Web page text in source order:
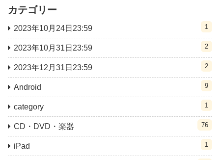
カテゴリー
2023年10月24日23:59 1
2023年10月31日23:59 2
2023年12月31日23:59 2
Android 9
category 1
CD・DVD・楽器 76
iPad 1